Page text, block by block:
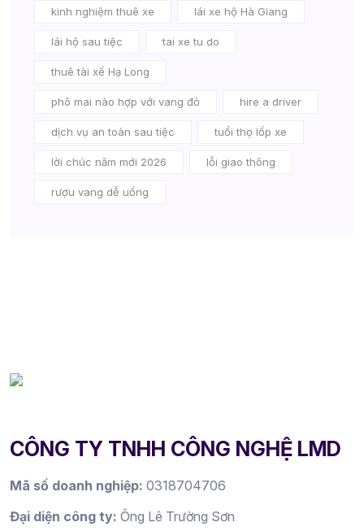
kinh nghiệm thuê xe lái xe hộ Hà Giang
lái hộ sau tiệc tai xe tu do
thuê tài xế Hạ Long
phô mai nào hợp với vang đỏ hire a driver
dịch vụ an toàn sau tiệc tuổi thọ lốp xe
lời chúc năm mới 2026 lỗi giao thông
rượu vang dễ uống
CÔNG TY TNHH CÔNG NGHỆ LMD
Mã số doanh nghiệp: 0318704706
Đại diện công ty: Ông Lê Trường Sơn